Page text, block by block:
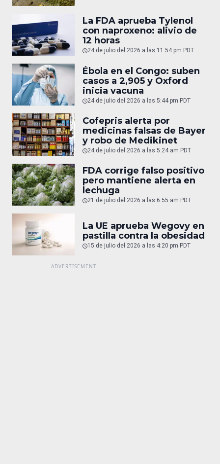
La FDA aprueba Tylenol
con naproxeno: alivio de
12 horas
24 de julio del 2026 a las 11:54 pm PDT
Ébola en el Congo: suben
casos a 2,905 y Oxford
inicia vacuna
24 de julio del 2026 a las 5:44 pm PDT
Cofepris alerta por
medicinas falsas de Bayer
y robo de Medikinet
24 de julio del 2026 a las 5:24 am PDT
FDA corrige falso positivo
pero mantiene alerta en
lechuga
21 de julio del 2026 a las 6:55 am PDT
La UE aprueba Wegovy en
pastilla contra la obesidad
15 de julio del 2026 a las 4:20 pm PDT